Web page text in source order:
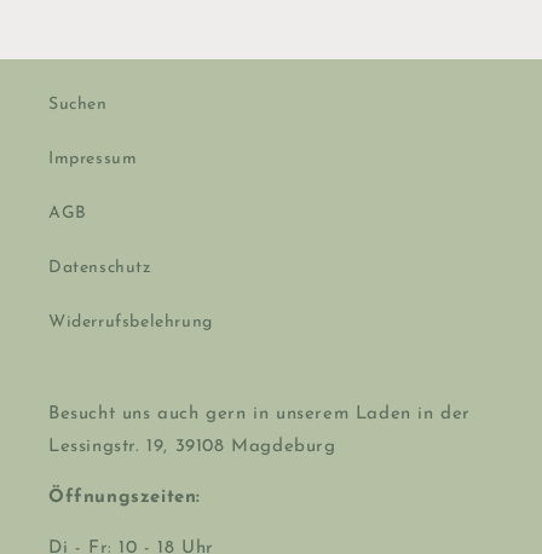
Suchen
Impressum
AGB
Datenschutz
Widerrufsbelehrung
Besucht uns auch gern in unserem Laden in der
Lessingstr. 19, 39108 Magdeburg
Öffnungszeiten:
Di - Fr: 10 - 18 Uhr